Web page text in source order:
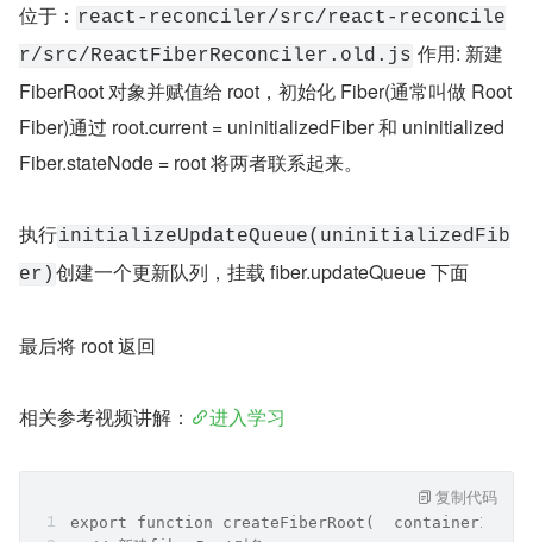
位于： react-reconciler/src/react-reconcile
r/src/ReactFiberReconciler.old.js 作用: 新建
FiberRoot 对象并赋值给 root，初始化 Fiber(通常叫做 Root
Fiber)通过 root.current = uninitializedFiber 和 uninitialized
Fiber.stateNode = root 将两者联系起来。
执行initializeUpdateQueue(uninitializedFib
er) 创建一个更新队列，挂载 fiber.updateQueue 下面
最后将 root 返回
相关参考视频讲解： 进入学习
export function createFiberRoot(
复制代码